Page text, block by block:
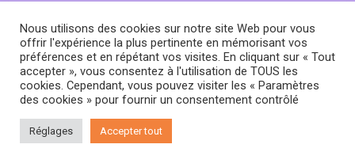
Nous utilisons des cookies sur notre site Web pour vous
offrir l'expérience la plus pertinente en mémorisant vos
préférences et en répétant vos visites. En cliquant sur « Tout
accepter », vous consentez à l'utilisation de TOUS les
cookies. Cependant, vous pouvez visiter les « Paramètres
des cookies » pour fournir un consentement contrôlé
Réglages Accepter tout